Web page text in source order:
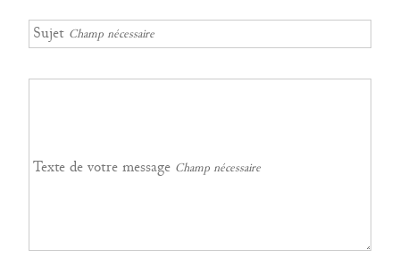
Contacts
Sujet Champ nécessaire
Texte de votre message Champ nécessaire